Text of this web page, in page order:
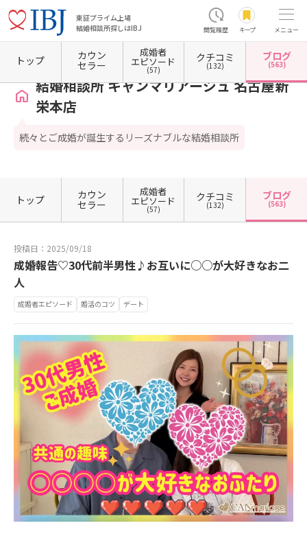
東証プライム上場
結婚相談所探しはIBJ
閲覧履歴 キープ メニュー
ホーム 愛知県の結婚相談所 愛知県名古屋市 愛知県名古屋市東区 結婚相談所 キャン
結婚相談所 キャンマリアージュ 名古屋新
栄本店
続々とご成婚が誕生するリーズナブルな結婚相談所
トップ カウン
セラー
成婚者
エピソード
(57)
クチコミ
(132)
ブログ
(563)
トップ カウン
セラー
成婚者
エピソード
(57)
クチコミ
(132)
ブログ
(563)
投稿日：2025/09/18
成婚報告♡30代前半男性♪お互いに○○が大好きなお二
人
成婚者エピソード 婚活のコツ デート